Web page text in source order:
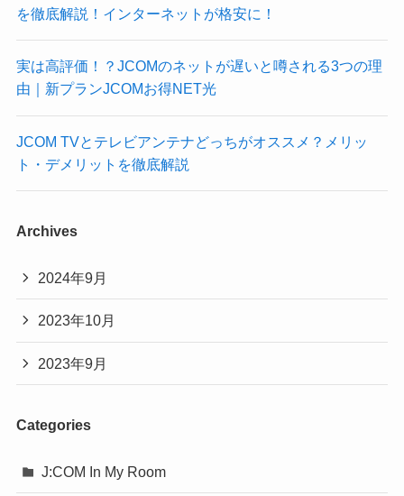
を徹底解説！インターネットが格安に！
実は高評価！？JCOMのネットが遅いと噂される3つの理
由｜新プランJCOMお得NET光
JCOM TVとテレビアンテナどっちがオススメ？メリッ
ト・デメリットを徹底解説
Archives
2024年9月
2023年10月
2023年9月
Categories
J:COM In My Room